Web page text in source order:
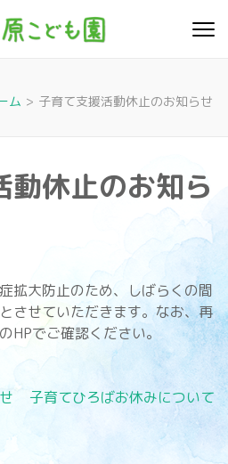
原こど
心豊かに 明るく す
ム > 子育て支援活動休止のお知らせ
動休止のお知ら
拡大防止のため、しばらくの間
させていただきます。なお、再
HPでご確認ください。
子育てひろばお休みについて